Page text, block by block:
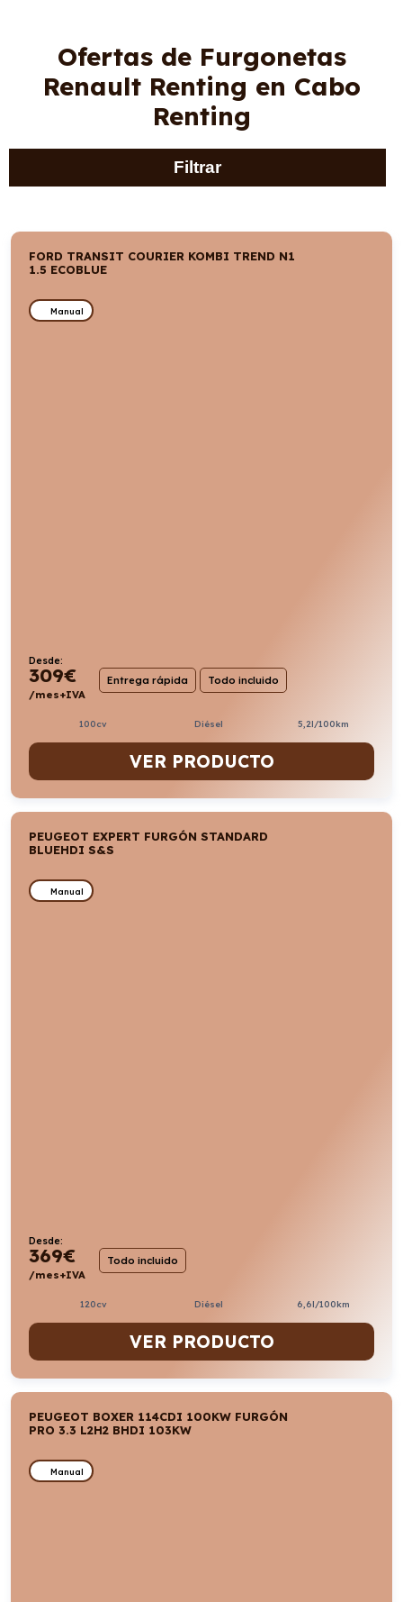
Ofertas de Furgonetas
Renault Renting en Cabo
Renting
Filtrar
FORD TRANSIT COURIER KOMBI TREND N1
1.5 ECOBLUE
Manual
Desde:
309€
/mes+IVA
Entrega rápida Todo incluido
100cv Diésel 5,2l/100km
VER PRODUCTO
PEUGEOT EXPERT FURGÓN STANDARD
BLUEHDI S&S
Manual
Desde:
369€
/mes+IVA
Todo incluido
120cv Diésel 6,6l/100km
VER PRODUCTO
PEUGEOT BOXER 114CDI 100KW FURGÓN
PRO 3.3 L2H2 BHDI 103KW
Manual